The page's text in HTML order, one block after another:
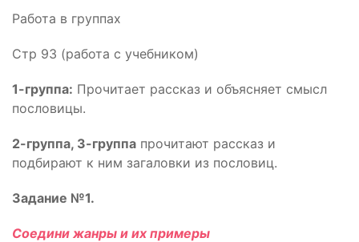
Работа в группах
Стр 93 (работа с учебником)
1-группа: Прочитает рассказ и объясняет смысл
пословицы.
2-группа, 3-группа прочитают рассказ и
подбирают к ним загаловки из пословиц.
Задание №1.
Соедини жанры и их примеры